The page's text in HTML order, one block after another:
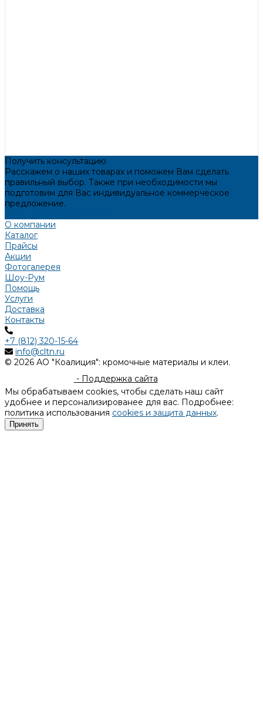
Получить консультацию
Расскажем о наших товарах и поможем Вам сделать
правильный выбор. Также при необходимости мы
подготовим для Вас индивидуальное коммерческое
предложение.
О компании
Каталог
Прайсы
Акции
Фотогалерея
Шоу-Рум
Помощь
Услуги
Доставка
Контакты
+7 (812) 320-15-64
info@cltn.ru
© 2026 АО "Коалиция": кромочные материалы и клеи.
- Поддержка сайта
Мы обрабатываем cookies, чтобы сделать наш сайт
удобнее и персонализированее для вас. Подробнее:
политика использования cookies и защита данных.
Принять